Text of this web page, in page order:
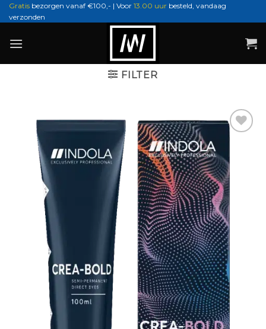
Ga
naar
Gratis bezorgen vanaf €100,- | Voor 13.00 uur besteld, vandaag
verzonden
FILTER